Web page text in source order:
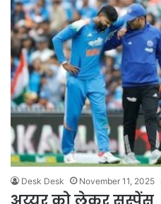
Desk Desk November 11, 2025